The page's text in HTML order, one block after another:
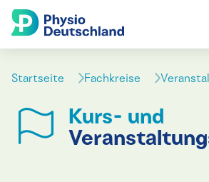
Startseite Fachkreise
Kurs- und